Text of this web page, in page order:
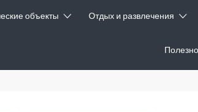
объекты Отдых и развлечения
Полезно